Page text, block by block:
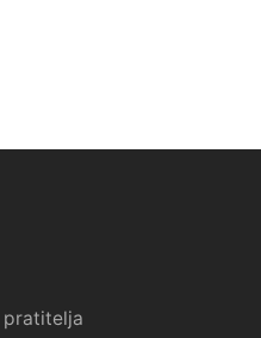
pratitelja